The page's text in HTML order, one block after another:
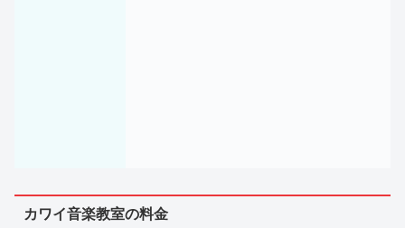
カワイ音楽教室の料金